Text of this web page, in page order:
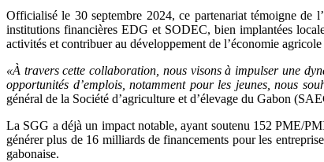
Officialisé le 30 septembre 2024, ce partenariat témoigne de
institutions financières EDG et SODEC, bien implantées
activités et contribuer au développement de l’économie
«À travers cette collaboration, nous visons à impulser une
opportunités d’emplois, notamment pour les jeunes, nous
général de la Société d’agriculture et d’élevage du Gabon
La SGG a déjà un impact notable, ayant soutenu 152 PME/
générer plus de 16 milliards de financements pour les
gabonaise.